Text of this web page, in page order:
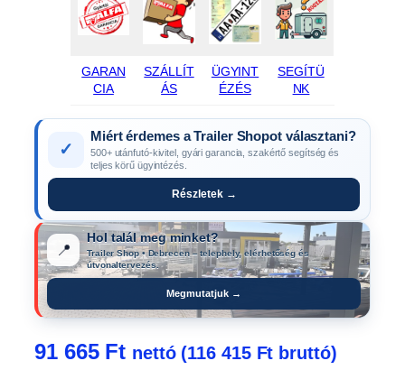
GARAN
CIA
SZÁLLÍT
ÁS
ÜGYINT
ÉZÉS
SEGÍTÜ
NK
✓
Miért érdemes a Trailer Shopot választani?
500+ utánfutó-kivitel, gyári garancia, szakértő segítség és
teljes körű ügyintézés.
Részletek →
📍
Hol talál meg minket?
Trailer Shop • Debrecen – telephely, elérhetőség és
útvonaltervezés.
Megmutatjuk →
91 665 Ft nettó (116 415 Ft bruttó)